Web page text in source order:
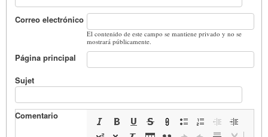
Correo electrónico
El contenido de este campo se mantiene privado y no se
mostrará públicamente.
Página principal
Sujet
Comentario